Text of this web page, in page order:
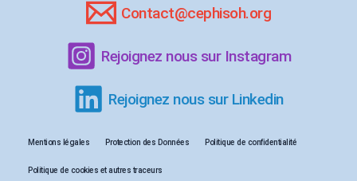
Contact@cephisoh.org
Rejoignez nous sur Instagram
Rejoignez nous sur Linkedin
Mentions légales Protection des Données Politique de confidentialité
Politique de cookies et autres traceurs